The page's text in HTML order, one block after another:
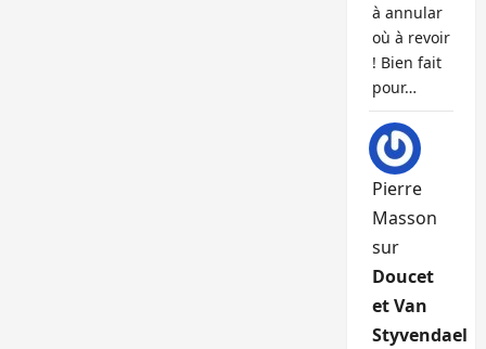
à annular
où à revoir
! Bien fait
pour…
Pierre
Masson
sur
Doucet
et Van
Styvendael